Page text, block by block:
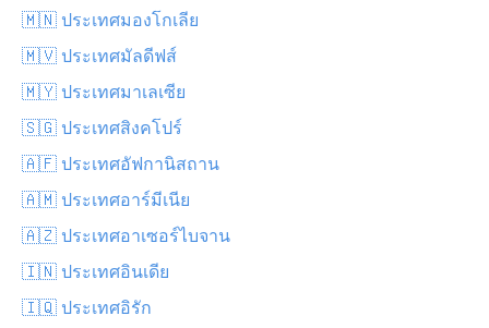
🇲🇳 ประเทศมองโกเลีย
🇲🇻 ประเทศมัลดีฟส์
🇲🇾 ประเทศมาเลเซีย
🇸🇬 ประเทศสิงคโปร์
🇦🇫 ประเทศอัฟกานิสถาน
🇦🇲 ประเทศอาร์มีเนีย
🇦🇿 ประเทศอาเซอร์ไบจาน
🇮🇳 ประเทศอินเดีย
🇮🇶 ประเทศอิรัก